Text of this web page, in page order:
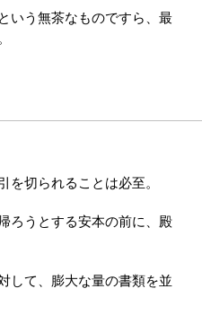
いう無茶なものですら、最
を切られることは必至。
ろうとする安本の前に、殿
して、膨大な量の書類を並